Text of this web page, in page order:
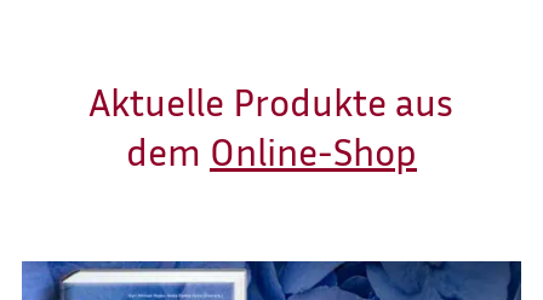
Aktuelle Produkte aus
dem Online-Shop